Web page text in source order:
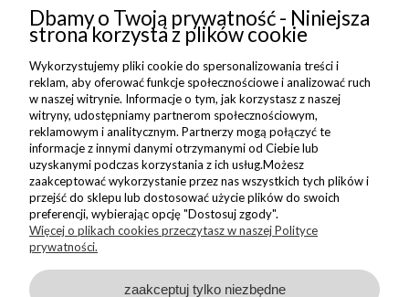
ZAPISZ SIĘ
Wyrażam zgodę na wysyłanie do mnie informacji handlowych na
wskazany adres oraz przetwarzanie moich danych w związku z
obsługą newsletteru.
Zapoznałem/am się i akceptuję
Politykę Prywatności
Dbamy o Twoją prywatność - Niniejsza
strona korzysta z plików cookie
Wykorzystujemy pliki cookie do spersonalizowania treści i
reklam, aby oferować funkcje społecznościowe i analizować ruch
w naszej witrynie. Informacje o tym, jak korzystasz z naszej
witryny, udostępniamy partnerom społecznościowym,
reklamowym i analitycznym. Partnerzy mogą połączyć te
informacje z innymi danymi otrzymanymi od Ciebie lub
uzyskanymi podczas korzystania z ich usług.Możesz
zaakceptować wykorzystanie przez nas wszystkich tych plików i
przejść do sklepu lub dostosować użycie plików do swoich
preferencji, wybierając opcję "Dostosuj zgody".
Więcej o plikach cookies przeczytasz w naszej Polityce
prywatności.
zaakceptuj tylko niezbędne